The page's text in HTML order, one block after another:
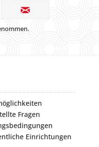
Fragen
Einrichtungen